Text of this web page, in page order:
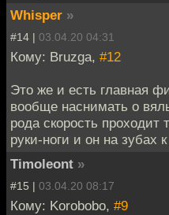
Whisper »
#14 | 03.04.20 04:31
Кому: Bruzga, #12
Это же и есть главная
вообще наснимать о
рода скорость проходит
руки-ноги и он на зубах
Timoleont »
#15 | 03.04.20 08:17
Кому: Korobobo, #9